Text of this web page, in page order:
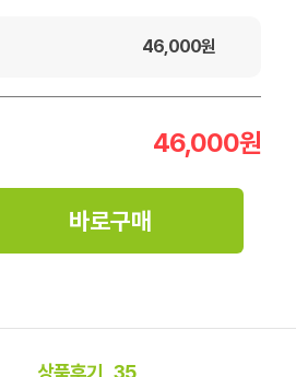
46,000원
46,000원
바로구매
상품후기 35